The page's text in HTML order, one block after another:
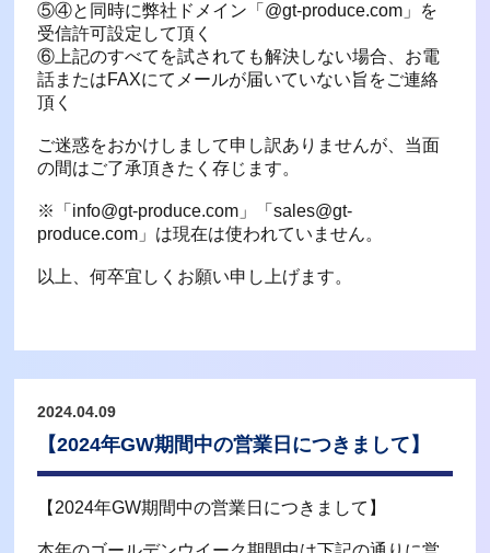
⑤④と同時に弊社ドメイン「@gt-produce.com」を
受信許可設定して頂く
⑥上記のすべてを試されても解決しない場合、お電
話またはFAXにてメールが届いていない旨をご連絡
頂く
ご迷惑をおかけしまして申し訳ありませんが、当面
の間はご了承頂きたく存じます。
※「info@gt-produce.com」「sales@gt-
produce.com」は現在は使われていません。
以上、何卒宜しくお願い申し上げます。
2024.04.09
【2024年GW期間中の営業日につきまして】
【2024年GW期間中の営業日につきまして】